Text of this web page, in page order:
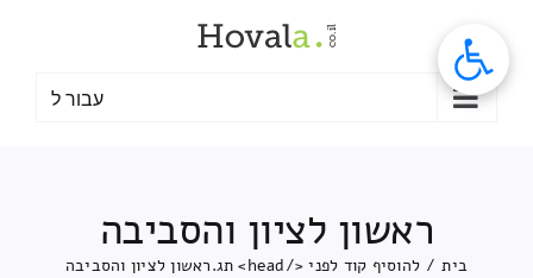
עבור ל
ראשון לציון והסביבה
בית / להוסיף קוד לפני </head> תג. ראשון לציון והסביבה